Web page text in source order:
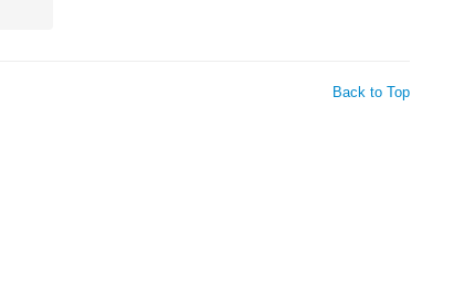
Back to Top